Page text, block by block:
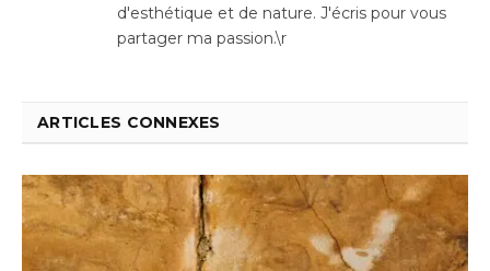
d'esthétique et de nature. J'écris pour vous
partager ma passion.\r
ARTICLES CONNEXES